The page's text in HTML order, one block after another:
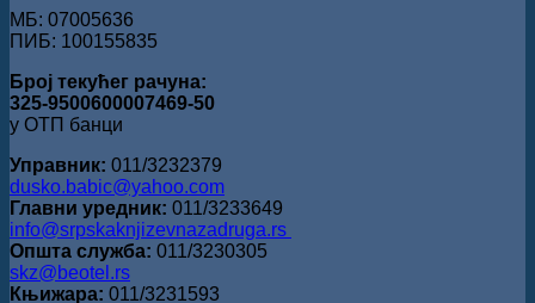
МБ: 07005636
ПИБ: 100155835
Број текућег рачуна:
325-9500600007469-50
у ОТП банци
Управник: 011/3232379
dusko.babic@yahoo.com
Главни уредник: 011/3233649
info@srpskaknjizevnazadruga.rs
Општа служба: 011/3230305
skz@beotel.rs
Књижара: 011/3231593